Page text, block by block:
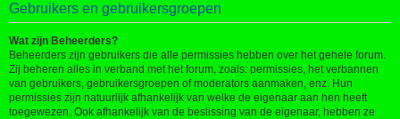
Gebruikers en gebruikersgroepen
Wat zijn Beheerders?
Beheerders zijn gebruikers die alle permissies hebben over het gehele forum.
Zij beheren alles in verband met het forum, zoals: permissies, het verbannen
van gebruikers, gebruikersgroepen of moderators aanmaken, enz. Hun
permissies zijn natuurlijk afhankelijk van welke de eigenaar aan hen heeft
toegewezen. Ook afhankelijk van de beslissing van de eigenaar, hebben ze